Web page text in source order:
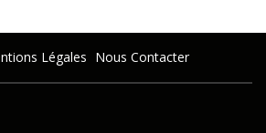
Légales Nous Contacter